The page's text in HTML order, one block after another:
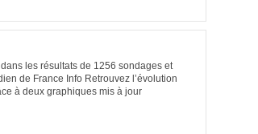
les résultats de 1256 sondages et
de France Info Retrouvez l’évolution
à deux graphiques mis à jour